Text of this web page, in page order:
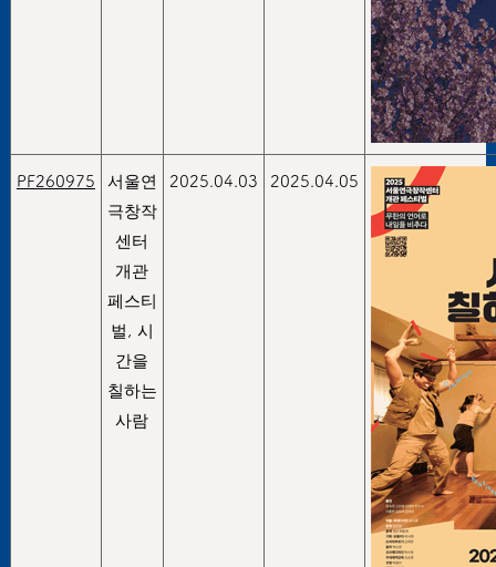
PF260975
서울연
극창작
센터
개관
페스티
벌, 시
간을
칠하는
사람
2025.04.03 2025.04.05